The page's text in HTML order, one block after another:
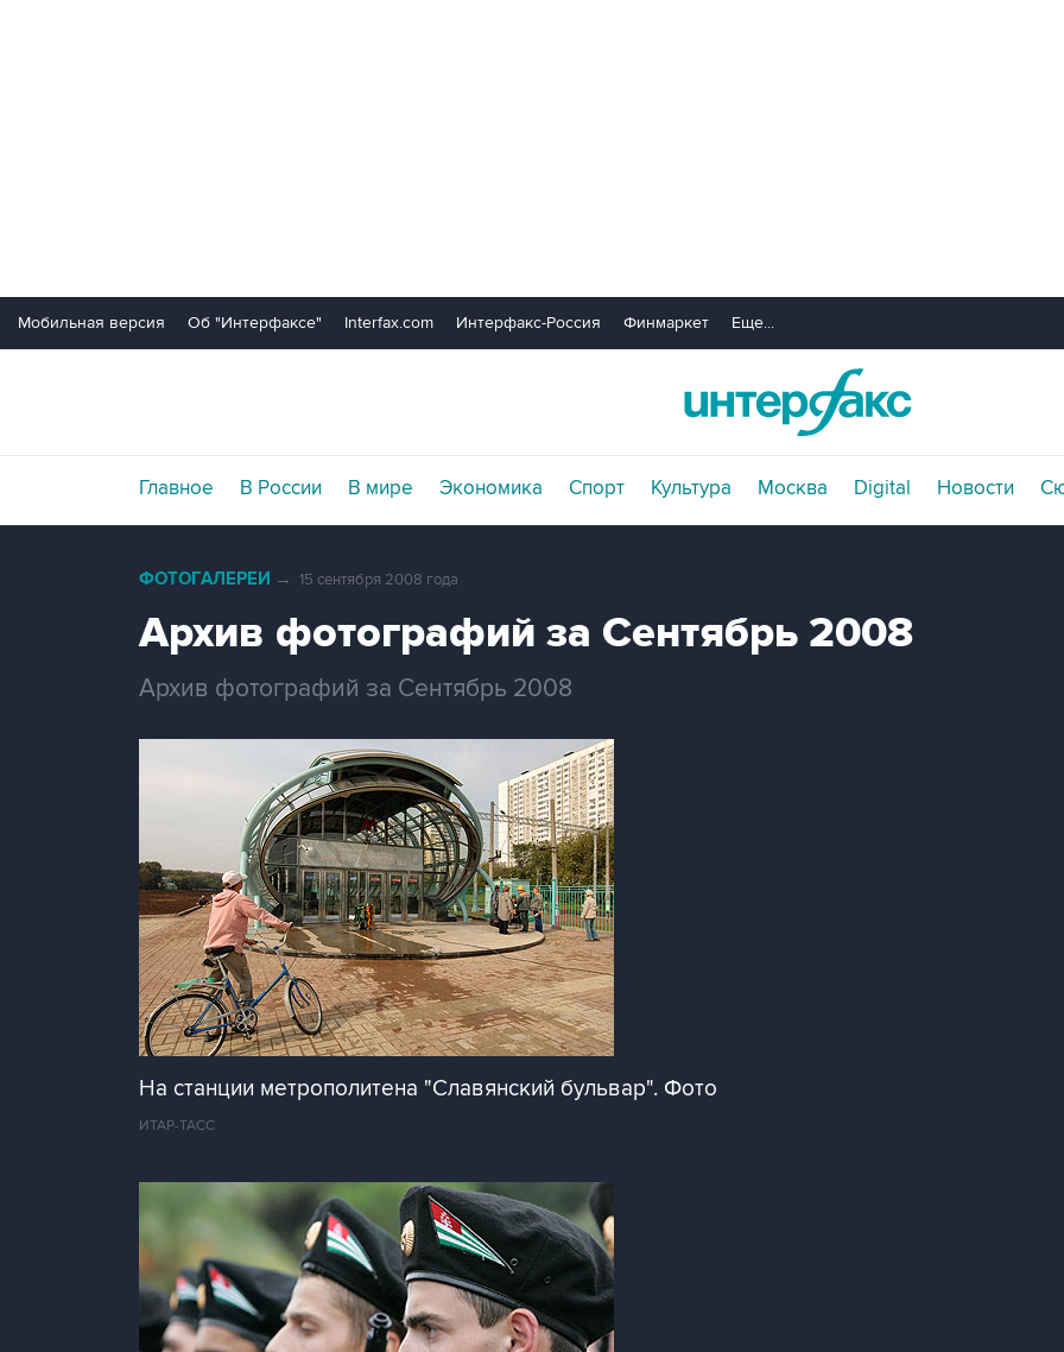
Мобильная версия Об "Интерфаксе" Interfax.com Интерфакс-Россия Финмаркет Еще...
Главное В России В мире Экономика Спорт Культура Москва Digital Новости
ФОТОГАЛЕРЕИ → 15 сентября 2008 года
Архив фотографий за Сентябрь 2008
Архив фотографий за Сентябрь 2008
На станции метрополитена "Славянский бульвар". Фото
ИТАР-ТАСС